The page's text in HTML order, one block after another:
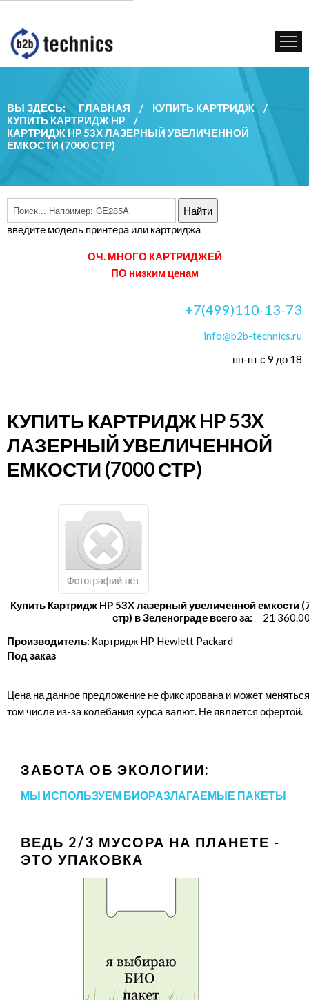
КУПИТЬ КАРТРИДЖ
ГОС. УЧРЕЖДЕНИЯМ
КОНТАКТЫ
ВЫ ЗДЕСЬ: ГЛАВНАЯ / КУПИТЬ КАРТРИДЖ
/
КУПИТЬ КАРТРИДЖ HP
/
КАРТРИДЖ HP 53X ЛАЗЕРНЫЙ УВЕЛИЧЕННОЙ
ЕМКОСТИ (7000 СТР)
введите модель принтера или картриджа
ОЧ. МНОГО КАРТРИДЖЕЙ
ПО низким ценам
+7(499)110-13-73
info@b2b-technics.ru
пн-пт с 9 до 18
КУПИТЬ КАРТРИДЖ HP 53X
ЛАЗЕРНЫЙ УВЕЛИЧЕННОЙ
ЕМКОСТИ (7000 СТР)
Купить Картридж HP 53X лазерный увеличенной емкости
стр) в Зеленограде всего за:
21
Производитель: Картридж HP Hewlett Packard
Под заказ
Цена на данное предложение не фиксирована и может
том числе из-за колебания курса валют. Не является офертой.
ЗАБОТА ОБ ЭКОЛОГИИ:
МЫ ИСПОЛЬЗУЕМ БИОРАЗЛАГАЕМЫЕ ПАКЕТЫ
ВЕДЬ 2/3 МУСОРА НА ПЛАНЕТЕ -
ЭТО УПАКОВКА